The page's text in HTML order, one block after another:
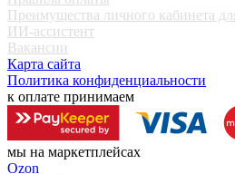
Преимущества личного кабинета
ИИ-ассистент
Вакансии
Карта сайта
Политика конфиденциальности
к оплате принимаем
мы на маркетплейсах
Ozon